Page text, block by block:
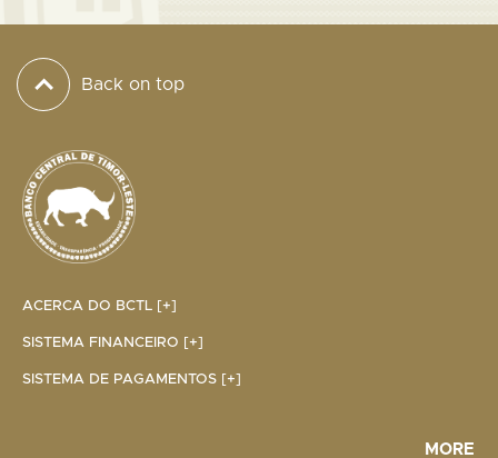
Back on top
ACERCA DO BCTL [+]
SISTEMA FINANCEIRO [+]
SISTEMA DE PAGAMENTOS [+]
MORE